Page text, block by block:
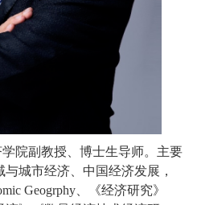
院副教授、博士生导师。主要
城市经济、中国经济发展，
Geogrphy、《经济研究》